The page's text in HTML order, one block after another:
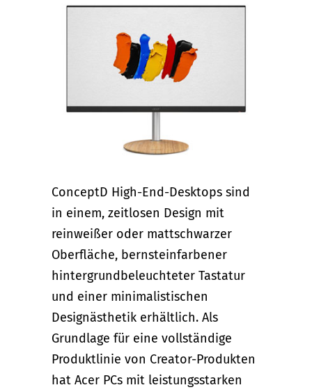
ConceptD High-End-Desktops sind
in einem, zeitlosen Design mit
reinweißer oder mattschwarzer
Oberfläche, bernsteinfarbener
hintergrundbeleuchteter Tastatur
und einer minimalistischen
Designästhetik erhältlich. Als
Grundlage für eine vollständige
Produktlinie von Creator-Produkten
hat Acer PCs mit leistungsstarken